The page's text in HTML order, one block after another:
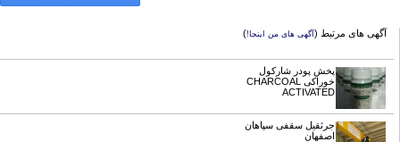
آگهی های مرتبط (آگهی های من اینجا!)
پخش پودر شارکول
خوراکی CHARCOAL
ACTIVATED
جرثقیل سقفی سپاهان
اصفهان